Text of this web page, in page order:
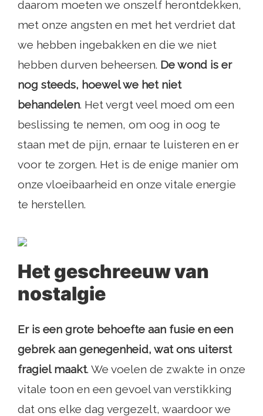
daarom moeten we onszelf herontdekken,
met onze angsten en met het verdriet dat
we hebben ingebakken en die we niet
hebben durven beheersen. De wond is er
nog steeds, hoewel we het niet
behandelen. Het vergt veel moed om een ​​
beslissing te nemen, om oog in oog te
staan ​​met de pijn, ernaar te luisteren en er
voor te zorgen. Het is de enige manier om
onze vloeibaarheid en onze vitale energie
te herstellen.
Het geschreeuw van
nostalgie
Er is een grote behoefte aan fusie en een
gebrek aan genegenheid, wat ons uiterst
fragiel maakt. We voelen de zwakte in onze
vitale toon en een gevoel van verstikking
dat ons elke dag vergezelt, waardoor we